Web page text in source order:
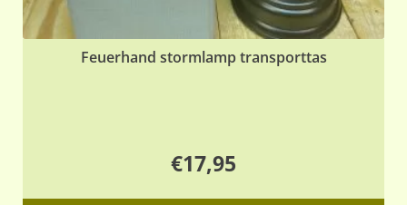
Feuerhand stormlamp transporttas
€17,95